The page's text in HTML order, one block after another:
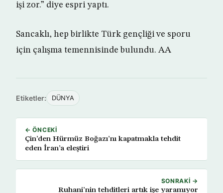
işi zor.” diye espri yaptı.
Sancaklı, hep birlikte Türk gençliği ve sporu
için çalışma temennisinde bulundu. AA
Etiketler: DÜNYA
← ÖNCEKI
Çin’den Hürmüz Boğazı’nı kapatmakla tehdit
eden İran’a eleştiri
SONRAKI →
Ruhani’nin tehditleri artık işe yaramıyor